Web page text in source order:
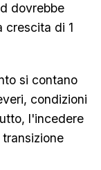
dovrebbe
crescita di 1
si contano
condizioni
l'incedere